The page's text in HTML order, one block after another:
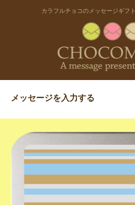
カラフルチョコのメッセージギフト
メッセージを入力する